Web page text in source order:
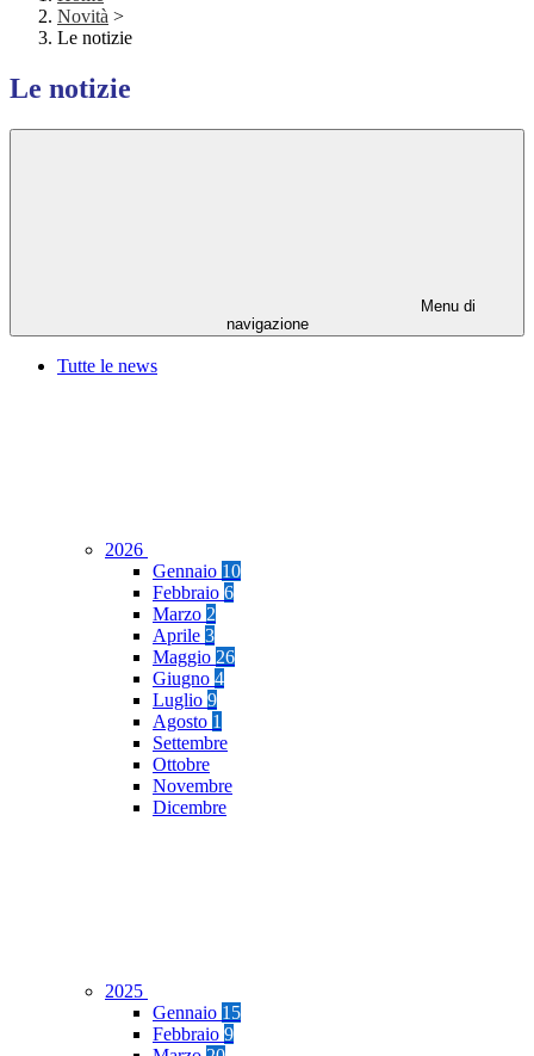
Novità >
Le notizie
Le notizie
Menu di
navigazione
Tutte le news
2026
Gennaio 10
Febbraio 6
Marzo 2
Aprile 3
Maggio 26
Giugno 4
Luglio 9
Agosto 1
Settembre
Ottobre
Novembre
Dicembre
2025
Gennaio 15
Febbraio 9